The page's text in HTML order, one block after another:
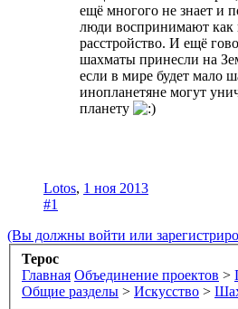
ещё многого не знает и
люди воспринимают как
расстройство. И ещё
шахматы принесли на
если в мире будет мало
инопланетяне могут
планету
Lotos, 1 ноя 2013
#1
(Вы должны войти или
Терос
Главная Объединение проектов >
Общие разделы > Искусство >